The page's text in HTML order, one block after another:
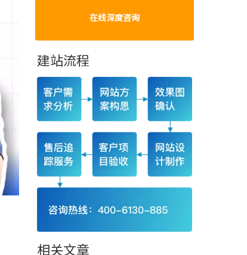
在线深度咨询
建站流程
相关文章